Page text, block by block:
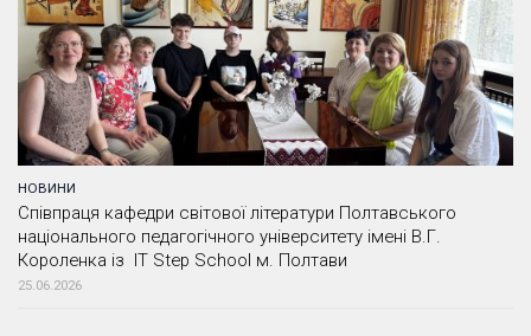
НОВИНИ
Співпраця кафедри світової літератури Полтавського
національного педагогічного університету імені В.Г.
Короленка із IT Step School м. Полтави
25.06.2026